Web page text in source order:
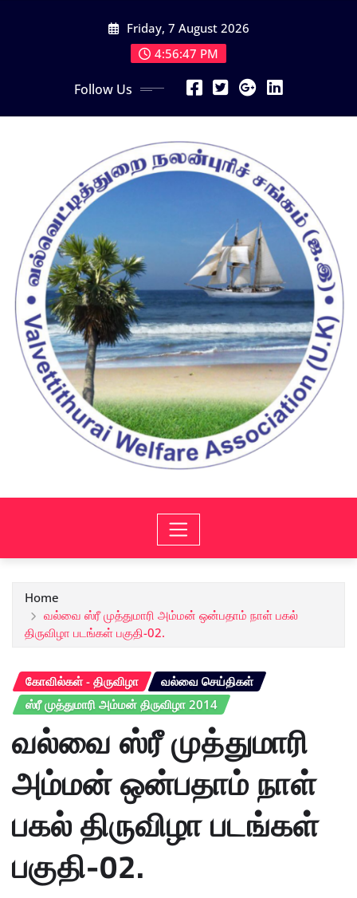
Friday, 7 August 2026
4:56:49 PM
Follow Us
Home
வல்வை ஸ்ரீ முத்துமாரி அம்மன் ஒன்பதாம் நாள் பகல்
திருவிழா படங்கள் பகுதி-02.
கோவில்கள் - திருவிழா
வல்வை செய்திகள்
ஸ்ரீ முத்துமாரி அம்மன் திருவிழா 2014
வல்வை ஸ்ரீ முத்துமாரி
அம்மன் ஒன்பதாம் நாள்
பகல் திருவிழா படங்கள்
பகுதி-02.